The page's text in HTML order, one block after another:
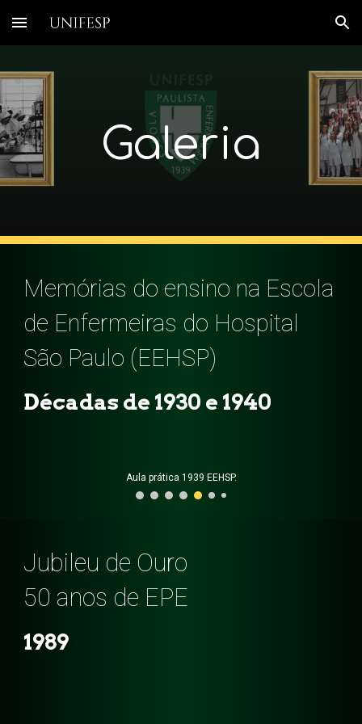
Skip to main content Skip to navigation
Galeria
Memórias do ensino na Escola
de Enfermeiras do Hospital
São Paulo (EEHSP)
Décadas de 1930 e 1940
Aula prática 1939 EEHSP.
Jubileu de Ouro
50 anos de EPE
1989